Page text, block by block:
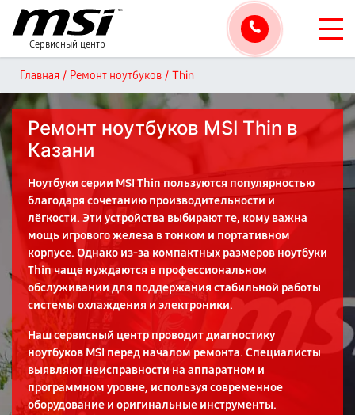
Сервисный центр
Главная / Ремонт ноутбуков / Thin
Ремонт ноутбуков MSI Thin в
Казани
Ноутбуки серии MSI Thin пользуются популярностью
благодаря сочетанию производительности и
лёгкости. Эти устройства выбирают те, кому важна
мощь игрового железа в тонком и портативном
корпусе. Однако из-за компактных размеров ноутбуки
Thin чаще нуждаются в профессиональном
обслуживании для поддержания стабильной работы
системы охлаждения и электроники.
Наш сервисный центр проводит диагностику
ноутбуков MSI перед началом ремонта. Специалисты
выявляют неисправности на аппаратном и
программном уровне, используя современное
оборудование и оригинальные инструменты.